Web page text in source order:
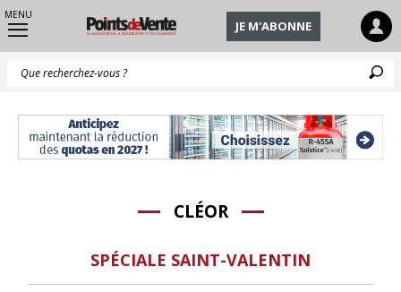
MENU
JE M'ABONNE
CLÉOR
SPÉCIALE SAINT-VALENTIN